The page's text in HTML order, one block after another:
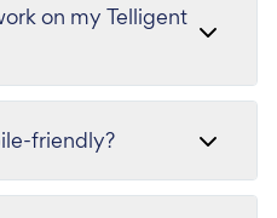
on my Telligent
friendly?